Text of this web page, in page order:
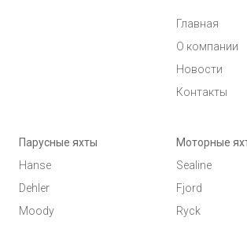
Главная
О компании
Новости
Контакты
Парусные яхты
Hanse
Dehler
Moody
Моторные
Sealine
Fjord
Ryck